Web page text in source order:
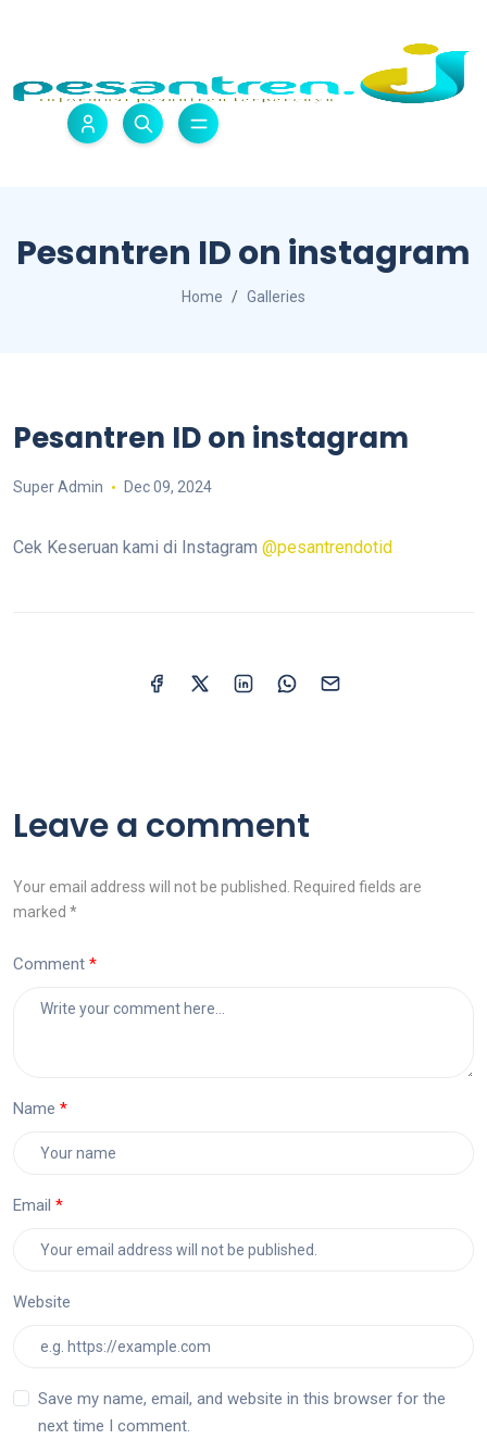
Pesantren ID on instagram
Home Galleries
Pesantren ID on instagram
Super Admin Dec 09, 2024
Cek Keseruan kami di Instagram @pesantrendotid
Leave a comment
Your email address will not be published. Required fields are
marked *
Comment
Name
Email
Website
Save my name, email, and website in this browser for the
next time I comment.